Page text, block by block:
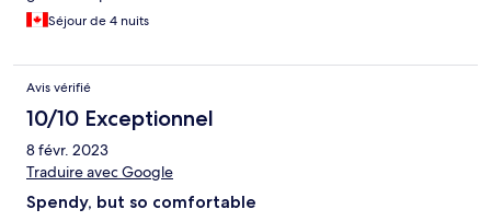
hotel paid a bit more attention to detail, it would be above
average.
Séjour de 4 nuits
Avis vérifié
10/10 Exceptionnel
8 févr. 2023
Traduire avec Google
Spendy, but so comfortable